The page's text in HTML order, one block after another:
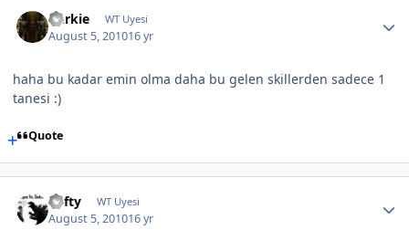
Darkie WT Uyesi
August 5, 201016 yr
haha bu kadar emin olma daha bu gelen skillerden sadece 1
tanesi :)
Quote
Lofty WT Uyesi
August 5, 201016 yr